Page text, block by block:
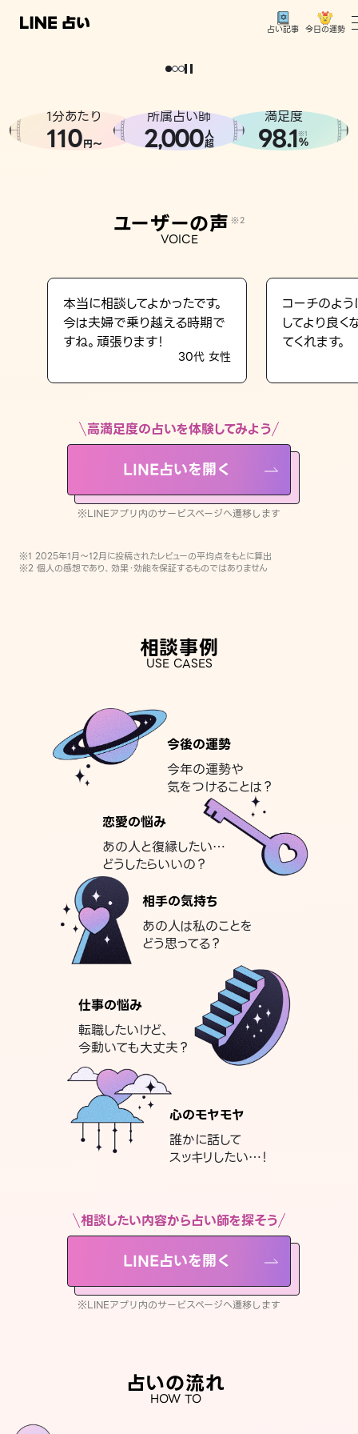
占い記事 今日の運勢
相談事例
LINE占いを開く
※LINEアプリ内のサービスページへ遷移します
どうせなら
。
1分あたり
110円〜
所属占い師
2,000人
超
満足度
98.1※1
%
ユーザーの声 ※2
VOICE
本当に相談してよかったです。
今は夫婦で乗り越える時期で
すね。頑張ります！
30代 女性
コーチのよ
してより良
てくれます。
高満足度の占いを体験してみよう
LINE占いを開く
※LINEアプリ内のサービスページへ遷移します
※1 2025年1月〜12月に投稿されたレビューの平均点をもとに算出
※2 個人の感想であり、効果・効能を保証するものではありません
相談事例
USE CASES
今後の運勢
今年の運勢や
気をつけることは？
恋愛の悩み
あの人と復縁したい…
どうしたらいいの？
相手の気持ち
あの人は私のことを
どう思ってる？
仕事の悩み
転職したいけど、
今動いても大丈夫？
心のモヤモヤ
誰かに話して
スッキリしたい…！
相談したい内容から占い師を探そう
LINE占いを開く
※LINEアプリ内のサービスページへ遷移します
占いの流れ
HOW TO